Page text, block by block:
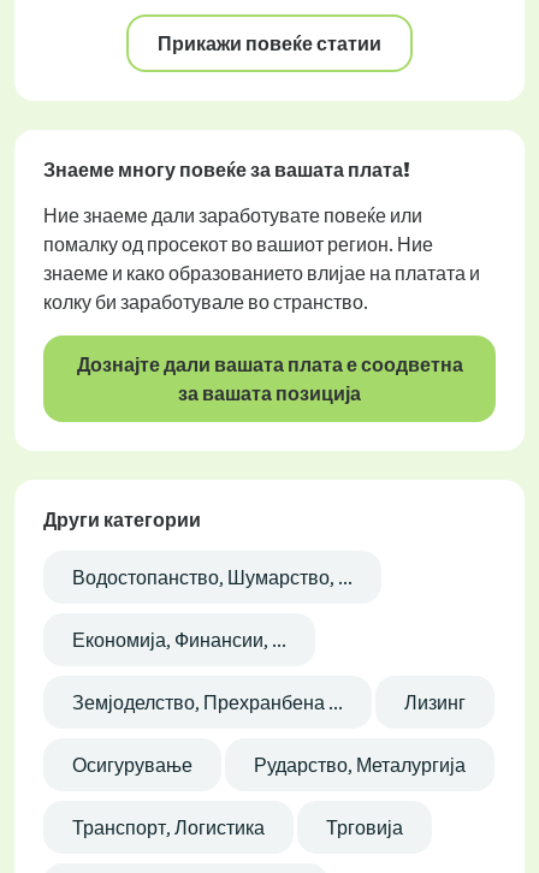
Прикажи повеќе статии
Знаеме многу повеќе за вашата плата!
Ние знаеме дали заработувате повеќе или
помалку од просекот во вашиот регион. Ние
знаеме и како образованието влијае на платата и
колку би заработувале во странство.
Дознајте дали вашата плата е соодветна
за вашата позиција
Други категории
Водостопанство, Шумарство, ...
Економија, Финансии, ...
Земјоделство, Прехранбена ... Лизинг
Осигурување Рударство, Металургија
Транспорт, Логистика Трговија